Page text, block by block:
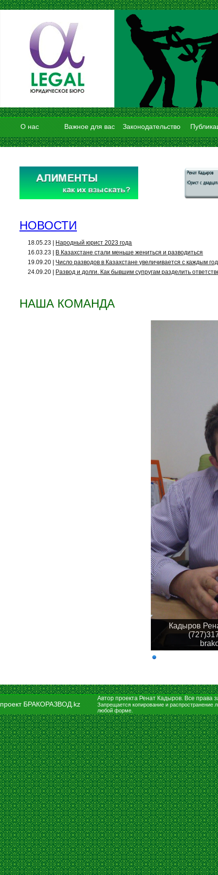
О нас Важное для вас Законодательство
НОВОСТИ
18.05.23 |
Народный юрист 2023 года
16.03.23 |
В Казахстане стали меньше жениться и разводиться
19.09.20 | Число разводов в Казахстане увеличивается с каждым
24.09.20 |
Развод и долги. Как бывшим супругам разделить
НАША КОМАНДА
Кадыров
проект БРАКОРАЗВОД.kz
Автор проекта Ренат Кадыров. Все права
Запрещается копирование и распространение
любой форме.